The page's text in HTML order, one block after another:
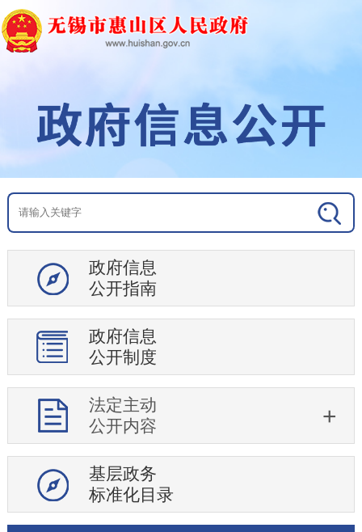
政府信息
公开指南
政府信息
公开制度
法定主动
公开内容
基层政务
标准化目录